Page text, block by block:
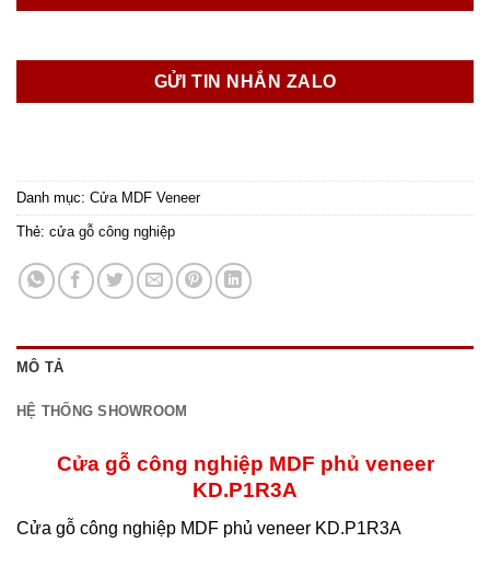
GỬI TIN NHẮN ZALO
Danh mục: Cửa MDF Veneer
Thẻ: cửa gỗ công nghiệp
MÔ TẢ
HỆ THỐNG SHOWROOM
Cửa gỗ công nghiệp MDF phủ veneer
KD.P1R3A
Cửa gỗ công nghiệp MDF phủ veneer KD.P1R3A